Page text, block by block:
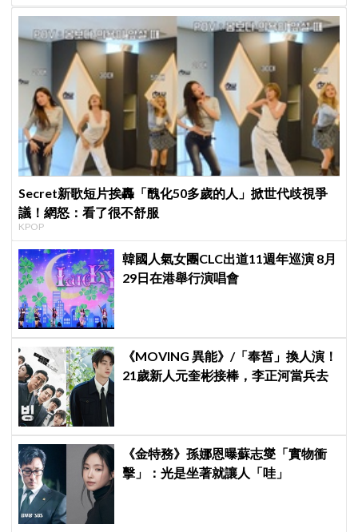
Secret新歌短片挨轟「醜化50多歲的人」掀世代歧視爭
議！網怒：看了很不舒服
KPOP
韓國人氣女團CLC出道11週年巡演 8月
29日在港舉行演唱會
《MOVING 異能》/「奉皙」換人演！
21歲新人元奎彬接棒，李正河當兵去
《金特務》孫娜恩曝蘇志燮「實物衝
擊」：光是坐著就讓人「哇」